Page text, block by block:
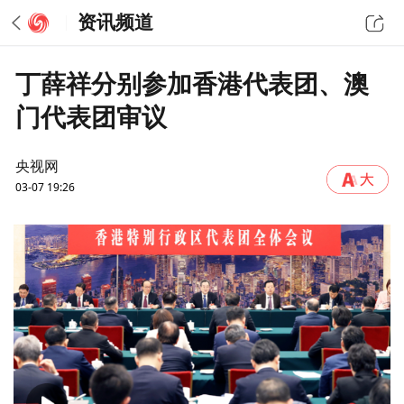
资讯频道
丁薛祥分别参加香港代表团、澳
门代表团审议
央视网
03-07 19:26